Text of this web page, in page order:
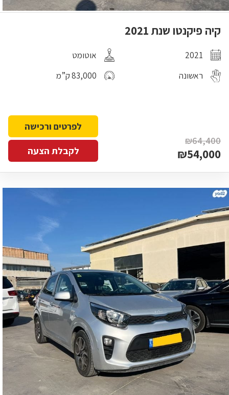
קיה פיקנטו שנת 2021
2021
אוטומט
ראשונה
83,000 ק”מ
₪64,400
₪54,000
לפרטים ורכישה
לקבלת הצעה